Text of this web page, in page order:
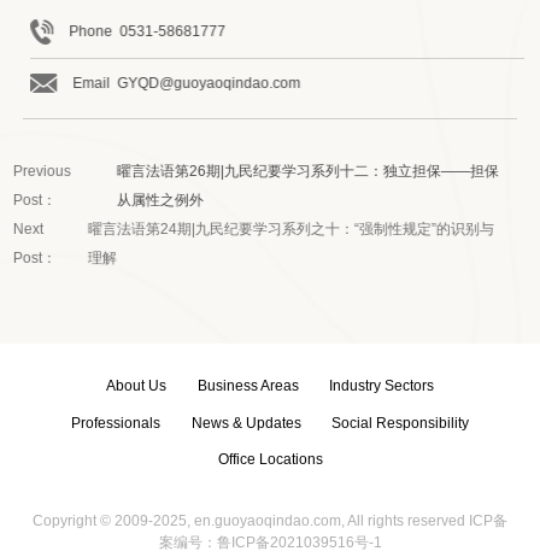
Phone 0531-58681777
Email GYQD@guoyaoqindao.com
Previous
Post：
曜言法语第26期|九民纪要学习系列十二：独立担保——担保
从属性之例外
Next
Post：
曜言法语第24期|九民纪要学习系列之十：“强制性规定”的识别与
理解
About Us Business Areas Industry Sectors
Professionals News & Updates Social Responsibility
Office Locations
Copyright © 2009-2025, en.guoyaoqindao.com, All rights reserved ICP备
案编号：鲁ICP备2021039516号-1